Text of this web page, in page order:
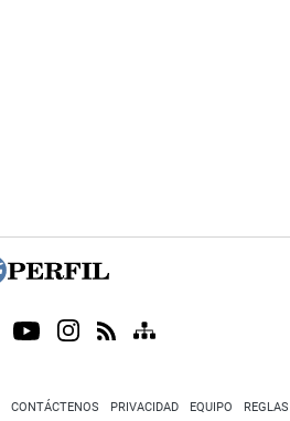
CONTÁCTENOS PRIVACIDAD EQUIPO